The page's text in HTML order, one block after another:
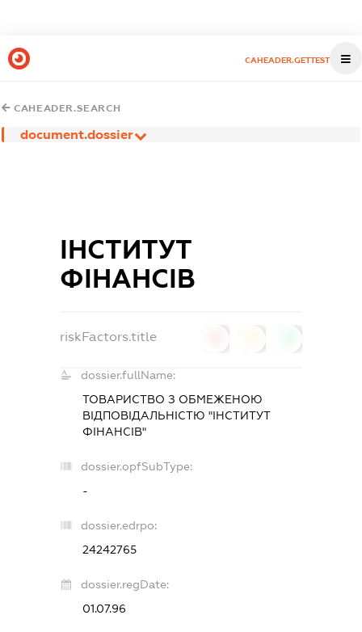
CAHEADER.GETTEST
CAHEADER.SEARCH
document.dossier
ІНСТИТУТ
ФІНАНСІВ
riskFactors.title
dossier.fullName:
ТОВАРИСТВО З ОБМЕЖЕНОЮ
ВІДПОВІДАЛЬНІСТЮ "ІНСТИТУТ
ФІНАНСІВ"
dossier.opfSubType:
-
dossier.edrpo:
24242765
dossier.regDate:
01.07.96